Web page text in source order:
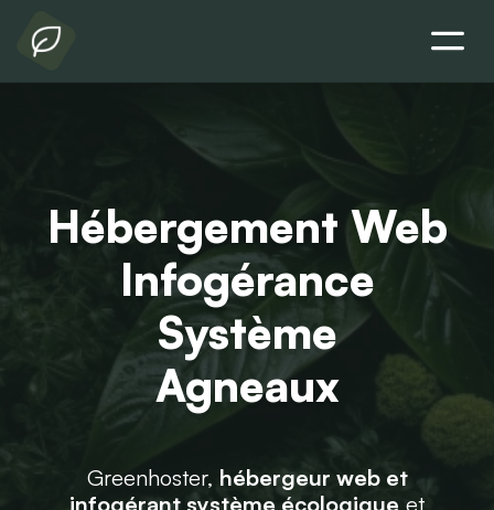
Hébergement Web
Infogérance
Système
Agneaux
Greenhoster, hébergeur web et
infogérant système écologique et